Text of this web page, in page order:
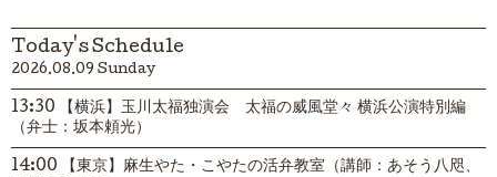
Today's Schedule
2026.08.09 Sunday
13:30 【横浜】玉川太福独演会 太福の威風堂々 横浜公演特別編
（弁士：坂本頼光）
14:00 【東京】麻生やた・こやたの活弁教室（講師：あそう八咫、